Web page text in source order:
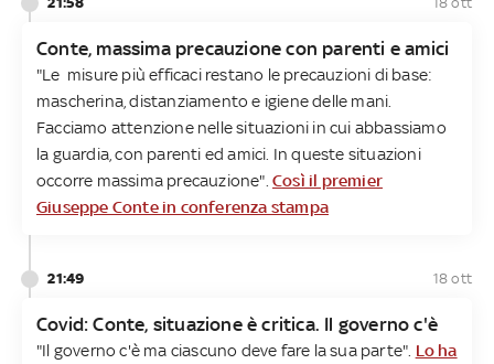
Conte, massima precauzione con parenti e amici
"Le misure più efficaci restano le precauzioni di base:
mascherina, distanziamento e igiene delle mani.
Facciamo attenzione nelle situazioni in cui abbassiamo
la guardia, con parenti ed amici. In queste situazioni
occorre massima precauzione". Così il premier
Giuseppe Conte in conferenza stampa
21:49 18 ott
Covid: Conte, situazione è critica. Il governo c'è
"Il governo c'è ma ciascuno deve fare la sua parte". Lo ha